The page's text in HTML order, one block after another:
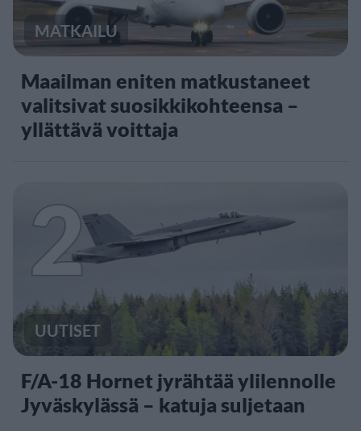
MATKAILU
Maailman eniten matkustaneet
valitsivat suosikkikohteensa –
yllättävä voittaja
2
UUTISET
F/A-18 Hornet jyrähtää ylilennolle
Jyväskylässä – katuja suljetaan